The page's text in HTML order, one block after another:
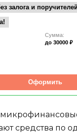
залога и поручителей
Сумма:
до 30000 ₽
Оформить
средства по